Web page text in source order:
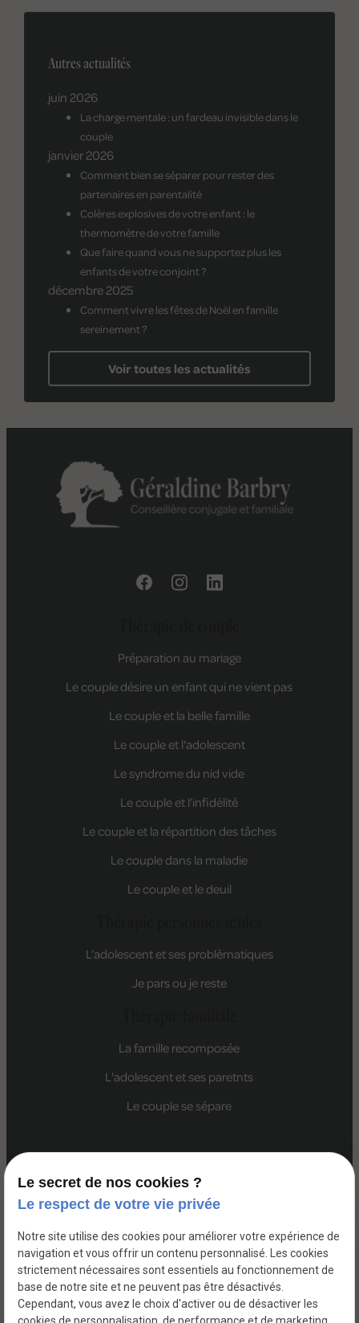
Autres actualités
juin 2026
La charge mentale : un fardeau invisible dans le
couple
janvier 2026
Comment bien se séparer pour rester des
partenaires en parentalité
Colères explosives de votre enfant : le
thermomètre de votre famille
Que faire quand vous ne supportez plus les
enfants de votre conjoint ?
décembre 2025
Comment vivre les fêtes de Noël en famille
sereinement ?
Voir toutes les actualités
Préparation au mariage
Le couple désire un enfant qui ne vient pas
Le couple et la belle famille
Le couple et l'adolescent
Le syndrome du nid vide
Le couple et l’infidélité
Le couple et la répartition des tâches
Le couple dans la maladie
Le couple et le deuil
L’adolescent et ses problèmatiques
Je pars ou je reste
La famille recomposée
L'adolescent et ses paretnts
Le couple se sépare
BonduesCroix
La
Madeleine
Lille
Marcq-en-
Baroeul
Mentions légales
SIRET :
89268079400013
Le secret de nos cookies ?
Le respect de votre vie privée
Notre site utilise des cookies pour améliorer votre expérience de
navigation et vous offrir un contenu personnalisé. Les cookies
strictement nécessaires sont essentiels au fonctionnement de
base de notre site et ne peuvent pas être désactivés.
Cependant, vous avez le choix d'activer ou de désactiver les